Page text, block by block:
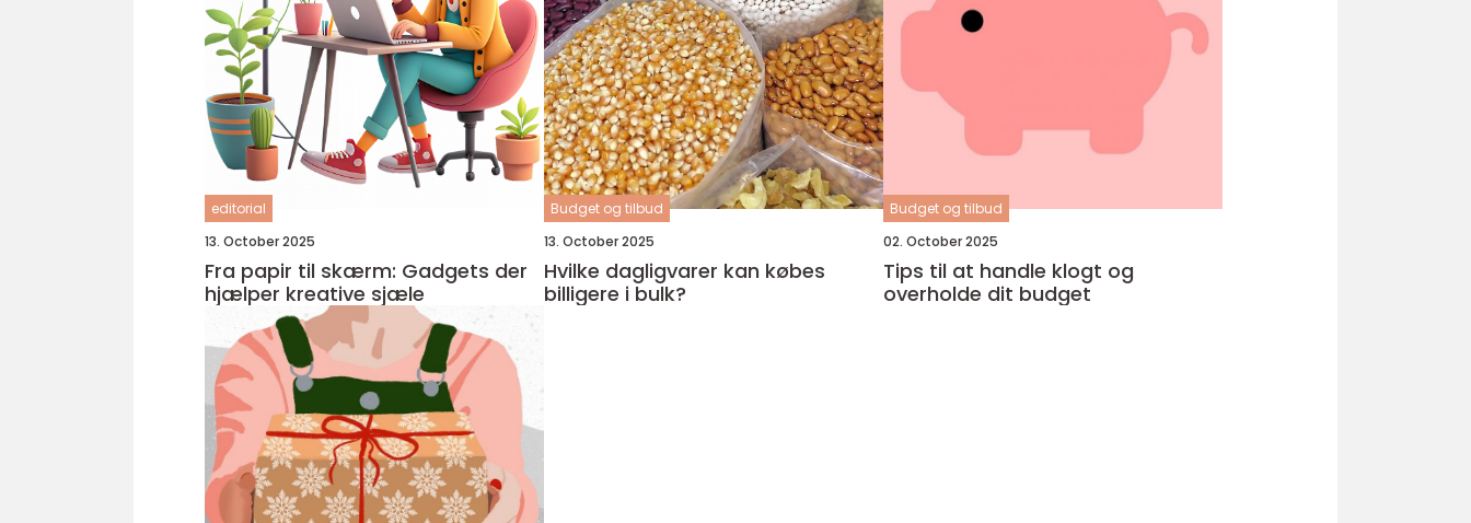
editorial
13. October 2025
Fra papir til skærm: Gadgets der
hjælper kreative sjæle
Budget og tilbud
13. October 2025
Hvilke dagligvarer kan købes
billigere i bulk?
Budget og tilbud
02. October 2025
Tips til at handle klogt og
overholde dit budget